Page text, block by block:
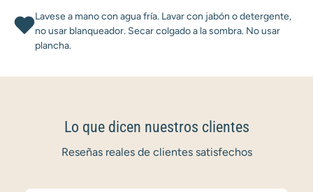
Lavese a mano con agua fría. Lavar con jabón o detergente,
no usar blanqueador. Secar colgado a la sombra. No usar
plancha.
Lo que dicen nuestros clientes
Reseñas reales de clientes satisfechos